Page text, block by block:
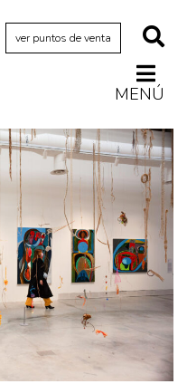
ver puntos de venta
MENÚ